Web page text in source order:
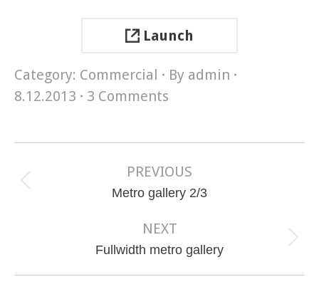
Launch
Category: Commercial By admin
8.12.2013
3 Comments
navigation
PREVIOUS
Previous
Metro gallery 2/3
NEXT
Next
Fullwidth metro gallery